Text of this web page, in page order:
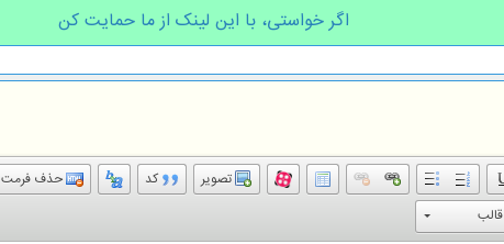
اگر خواستی، با این لینک از ما حمایت کن
تصویر کد حذف فرمت
قالب